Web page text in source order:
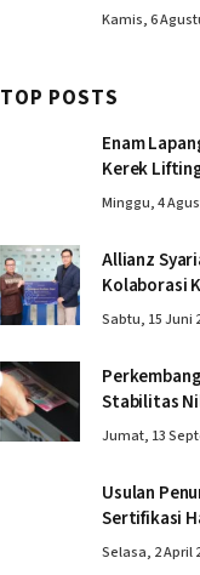
Kamis, 6
TOP POSTS
Enam
Kerek
Minggu, 4
Allianz
Kolaborasi
Negeri
Sabtu, 15 Juni
Stabilitas
September
Jumat, 13
Usulan
Sertifikasi Halal,
Ma’ruf
Selasa, 2 April